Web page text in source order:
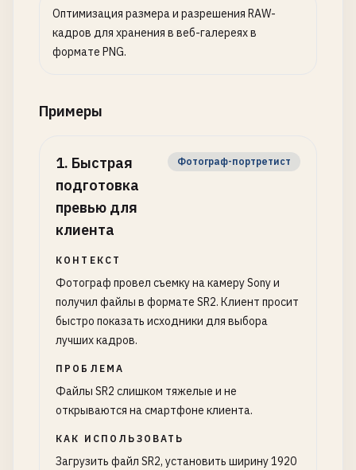
Оптимизация размера и разрешения RAW-
кадров для хранения в веб-галереях в
формате PNG.
Примеры
1. Быстрая
подготовка
превью для
клиента
Фотограф-портретист
КОНТЕКСТ
Фотограф провел съемку на камеру Sony и
получил файлы в формате SR2. Клиент просит
быстро показать исходники для выбора
лучших кадров.
ПРОБЛЕМА
Файлы SR2 слишком тяжелые и не
открываются на смартфоне клиента.
КАК ИСПОЛЬЗОВАТЬ
Загрузить файл SR2, установить ширину 1920